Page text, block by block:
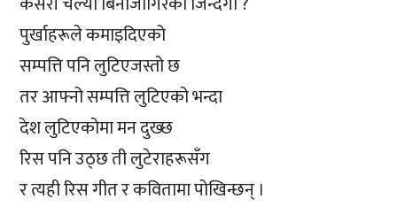
पुर्खाहरूले कमाइदिएको
सम्पत्ति पनि लुटिएजस्तो छ
तर आफ्नो सम्पत्ति लुटिएको भन्दा
देश लुटिएकोमा मन दुख्छ
रिस पनि उठ्छ ती लुटेराहरूसँग
र त्यही रिस गीत र कवितामा पोखिन्छन् ।